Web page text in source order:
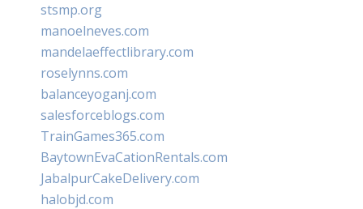
stsmp.org
manoelneves.com
mandelaeffectlibrary.com
roselynns.com
balanceyoganj.com
salesforceblogs.com
TrainGames365.com
BaytownEvaCationRentals.com
JabalpurCakeDelivery.com
halobjd.com